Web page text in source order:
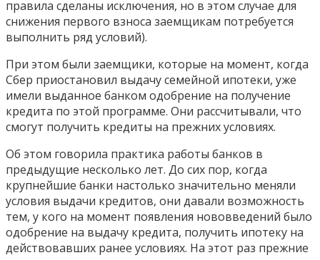
правила сделаны исключения, но в этом случае для
снижения первого взноса заемщикам потребуется
выполнить ряд условий).
При этом были заемщики, которые на момент, когда
Сбер приостановил выдачу семейной ипотеки, уже
имели выданное банком одобрение на получение
кредита по этой программе. Они рассчитывали, что
смогут получить кредиты на прежних условиях.
Об этом говорила практика работы банков в
предыдущие несколько лет. До сих пор, когда
крупнейшие банки настолько значительно меняли
условия выдачи кредитов, они давали возможность
тем, у кого на момент появления нововведений было
одобрение на выдачу кредита, получить ипотеку на
действовавших ранее условиях. На этот раз прежние